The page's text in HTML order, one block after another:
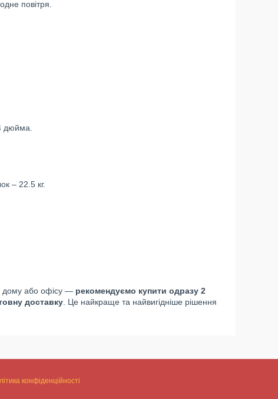
повітря.
дюйма.
– 22.5 кг.
дому або офісу — рекомендуємо купити одразу 2
доставку . Це найкраще та найвигідніше рішення
конфіденційності